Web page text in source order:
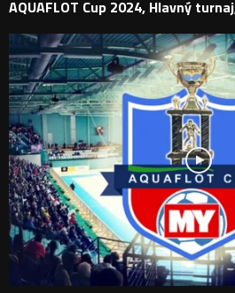
AQUAFLOT Cup 2024, Hlavný